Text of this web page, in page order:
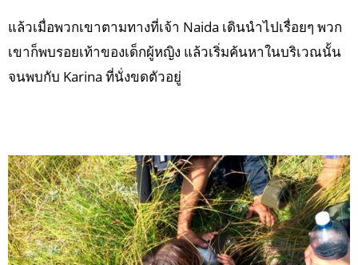
แล้วเมื่อพวกเขาตามทางที่เจ้า Naida เดินนำไปเรื่อยๆ พวก
เขาก็พบรอยเท้าของเด็กผู้หญิง แล้วเริ่มค้นหาในบริเวณนั้น
จนพบกับ Karina ที่นั่งขดตัวอยู่